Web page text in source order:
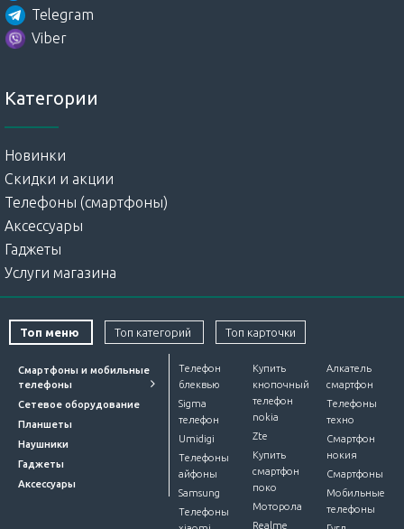
Telegram
Viber
Категории
Новинки
Скидки и акции
Телефоны (смартфоны)
Аксессуары
Гаджеты
Услуги магазина
Топ меню Топ категорий Топ карточки
Смартфоны и мобильные
телефоны
Сетевое оборудование
Планшеты
Наушники
Гаджеты
Аксессуары
Телефон
блеквью
Sigma
телефон
Umidigi
Телефоны
айфоны
Samsung
Телефоны
Купить
кнопочный
телефон
nokia
Zte
Купить
смартфон
поко
Моторола
Realme
Алкатель
смартфон
Телефоны
техно
Смартфон
нокия
Смартфоны
Мобильные
телефоны